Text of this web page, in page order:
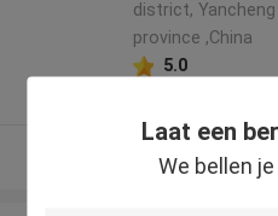
Laat een
We bellen
district,
province ,China
5.0
Bekijk